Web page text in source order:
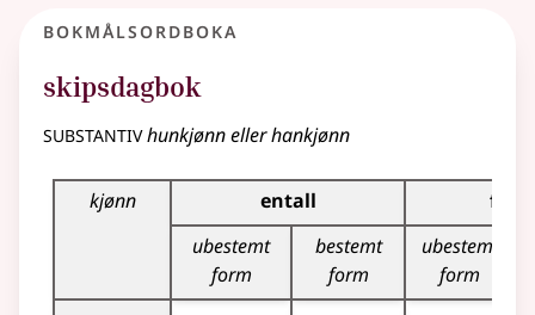
Bokmålsordboka
skipsdagbok
substantivhunkjønn eller hankjønn
Bøyingstabell for dette substantivet
kjønn entall
ubestemt
form
bestemt
form
ubestemt
form